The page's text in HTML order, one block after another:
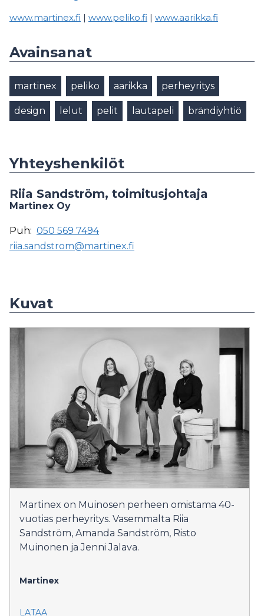
www.martinex.fi | www.peliko.fi | www.aarikka.fi
Avainsanat
martinex peliko aarikka perheyritys
design lelut pelit lautapeli brändiyhtiö
Yhteyshenkilöt
Riia Sandström, toimitusjohtaja
Martinex Oy
Puh: 050 569 7494
riia.sandstrom@martinex.fi
Kuvat
Martinex on Muinosen perheen omistama 40-
vuotias perheyritys. Vasemmalta Riia
Sandström, Amanda Sandström, Risto
Muinonen ja Jenni Jalava.
Martinex
LATAA